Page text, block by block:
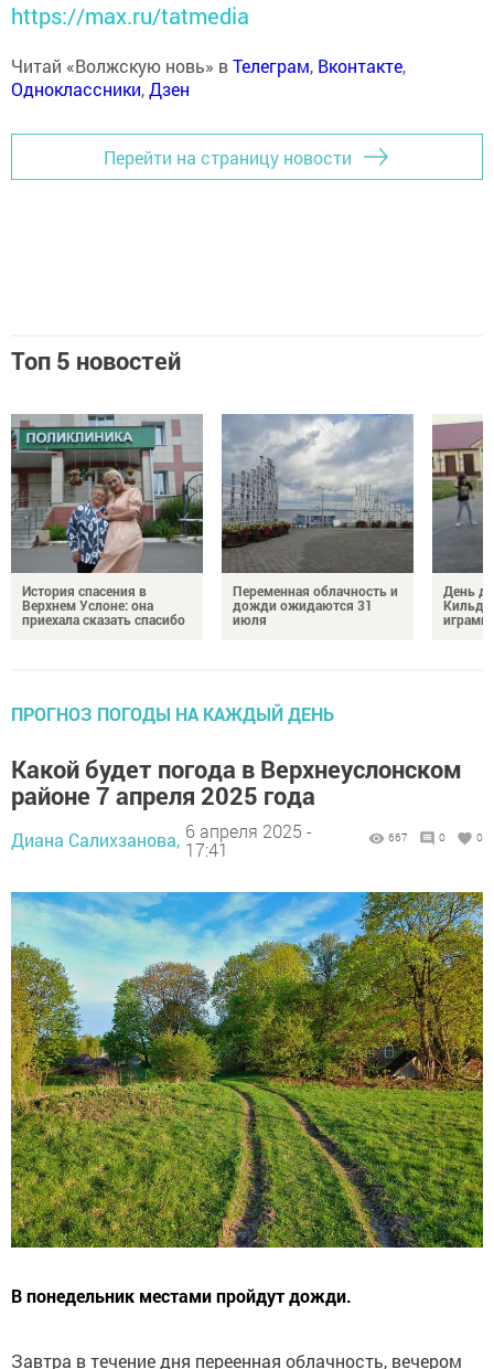
https://max.ru/tatmedia
Читай «Волжскую новь» вТелеграм, Вконтакте,
Одноклассники,Дзен
Перейти на страницу новости
Топ 5 новостей
История спасения в
Верхнем Услоне: она
приехала сказать спасибо
Переменная облачность и
дожди ожидаются 31
июля
День
играми
ПРОГНОЗ ПОГОДЫ НА КАЖДЫЙ ДЕНЬ
Какой будет погода в Верхнеуслонском
районе 7 апреля 2025 года
Диана Салихзанова, 6 апреля 2025 -
17:41
667 0 0
В понедельник местами пройдут дожди.
Завтра в течение дня переенная облачность, вечером